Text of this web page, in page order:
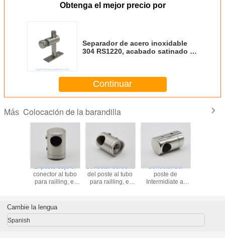
Obtenga el mejor precio por
Separador de acero inoxidable
304 RS1220, acabado satinado o
Continuar
Más Colocación de la barandilla
El poste dejó el
conector al tubo
para railling, el
espejo, SS304
Conector derecho
del poste al tubo
para railling, el
Conector del
poste de
Intermidiate al
espejo, SS304
Cambie la lengua
Spanish